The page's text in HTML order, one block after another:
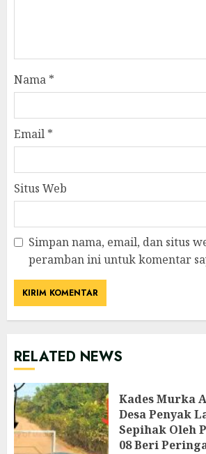
Nama *
Email *
Situs Web
Simpan nama, email, dan situs
peramban ini untuk komentar
RELATED NEWS
Kades Murka
Desa Penyak
Sepihak Oleh
08 Beri